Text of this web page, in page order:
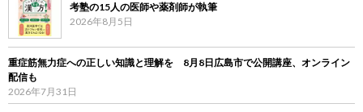
考塾の15人の医師や薬剤師が執筆
2026年8月5日
重症筋無力症への正しい知識と理解を 8月8日広島市で公開講座、オンライン
配信も
2026年7月31日